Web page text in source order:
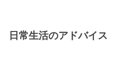
日常生活のアドバイス